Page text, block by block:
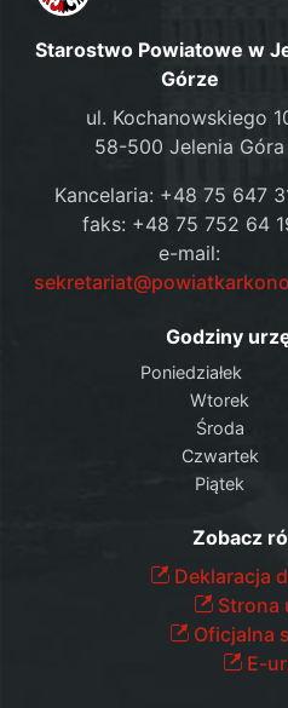
Starostwo Powiatowe w
Górze
ul. Kochanowskiego
58-500 Jelenia Góra
Kancelaria: +48 75 647
faks: +48 75 752 64
e-mail:
Godziny
Poniedziałek
Wtorek
Środa
Czwartek
Piątek
Zobacz
Deklaracja
Strona
Oficjalna
E-